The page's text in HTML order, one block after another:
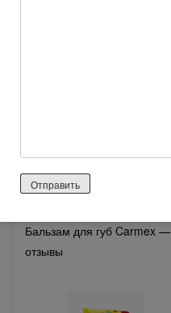
Бальзам для губ Carmex —
отзывы